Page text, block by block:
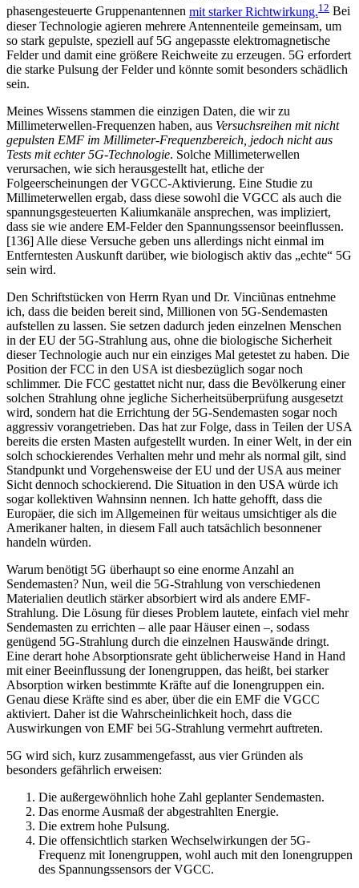
phasengesteuerte Gruppenantennen mit starker Richtwirkung.12 Bei
dieser Technologie agieren mehrere Antennenteile gemeinsam, um
so stark gepulste, speziell auf 5G angepasste elektromagnetische
Felder und damit eine größere Reichweite zu erzeugen. 5G erfordert
die starke Pulsung der Felder und könnte somit besonders schädlich
sein.
Meines Wissens stammen die einzigen Daten, die wir zu
Millimeterwellen-Frequenzen haben, aus Versuchsreihen mit nicht
gepulsten EMF im Millimeter-Frequenzbereich, jedoch nicht aus
Tests mit echter 5G-Technologie. Solche Millimeterwellen
verursachen, wie sich herausgestellt hat, etliche der
Folgeerscheinungen der VGCC-Aktivierung. Eine Studie zu
Millimeterwellen ergab, dass diese sowohl die VGCC als auch die
spannungsgesteuerten Kaliumkanäle ansprechen, was impliziert,
dass sie wie andere EM-Felder den Spannungssensor beeinflussen.
[136] Alle diese Versuche geben uns allerdings nicht einmal im
Entferntesten Auskunft darüber, wie biologisch aktiv das „echte“ 5G
sein wird.
Den Schriftstücken von Herrn Ryan und Dr. Vinciũnas entnehme
ich, dass die beiden bereit sind, Millionen von 5G-Sendemasten
aufstellen zu lassen. Sie setzen dadurch jeden einzelnen Menschen
in der EU der 5G-Strahlung aus, ohne die biologische Sicherheit
dieser Technologie auch nur ein einziges Mal getestet zu haben. Die
Position der FCC in den USA ist diesbezüglich sogar noch
schlimmer. Die FCC gestattet nicht nur, dass die Bevölkerung einer
solchen Strahlung ohne jegliche Sicherheitsüberprüfung ausgesetzt
wird, sondern hat die Errichtung der 5G-Sendemasten sogar noch
aggressiv vorangetrieben. Das hat zur Folge, dass in Teilen der USA
bereits die ersten Masten aufgestellt wurden. In einer Welt, in der ein
solch schockierendes Verhalten mehr und mehr als normal gilt, sind
Standpunkt und Vorgehensweise der EU und der USA aus meiner
Sicht dennoch schockierend. Die Situation in den USA würde ich
sogar kollektiven Wahnsinn nennen. Ich hatte gehofft, dass die
Europäer, die sich im Allgemeinen für weitaus umsichtiger als die
Amerikaner halten, in diesem Fall auch tatsächlich besonnener
handeln würden.
Warum benötigt 5G überhaupt so eine enorme Anzahl an
Sendemasten? Nun, weil die 5G-Strahlung von verschiedenen
Materialien deutlich stärker absorbiert wird als andere EMF-
Strahlung. Die Lösung für dieses Problem lautete, einfach viel mehr
Sendemasten zu errichten – alle paar Häuser einen –, sodass
genügend 5G-Strahlung durch die einzelnen Hauswände dringt.
Eine derart hohe Absorptionsrate geht üblicherweise Hand in Hand
mit einer Beeinflussung der Ionengruppen, das heißt, bei starker
Absorption wirken bestimmte Kräfte auf die Ionengruppen ein.
Genau diese Kräfte sind es aber, über die ein EMF die VGCC
aktiviert. Daher ist die Wahrscheinlichkeit hoch, dass die
Auswirkungen von EMF bei 5G-Strahlung vermehrt auftreten.
5G wird sich, kurz zusammengefasst, aus vier Gründen als
besonders gefährlich erweisen:
Die außergewöhnlich hohe Zahl geplanter Sendemasten.
Das enorme Ausmaß der abgestrahlten Energie.
Die extrem hohe Pulsung.
Die offensichtlich starken Wechselwirkungen der 5G-
Frequenz mit Ionengruppen, wohl auch mit den Ionengruppen
des Spannungssensors der VGCC.